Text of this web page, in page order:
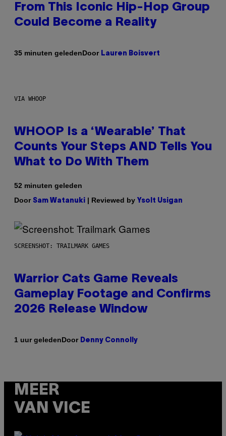
From This Iconic Hip-Hop Group
Could Become a Reality
35 minuten geledenDoor Lauren Boisvert
VIA WHOOP
WHOOP Is a ‘Wearable’ That
Counts Your Steps AND Tells You
What to Do With Them
52 minuten geleden
Door Sam Watanuki | Reviewed by Ysolt Usigan
SCREENSHOT: TRAILMARK GAMES
Warrior Cats Game Reveals
Gameplay Footage and Confirms
2026 Release Window
1 uur geledenDoor Denny Connolly
MEER
VAN VICE